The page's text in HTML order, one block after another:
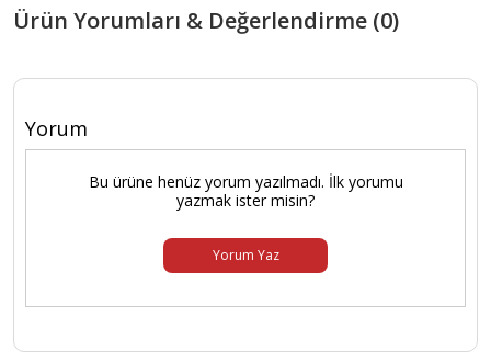
Ürün Yorumları & Değerlendirme (0)
Yorum
Bu ürüne henüz yorum yazılmadı. İlk yorumu
yazmak ister misin?
Yorum Yaz